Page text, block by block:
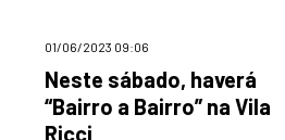
01/06/2023 09:06
Neste sábado, haverá
“Bairro a Bairro” na Vila
Ricci